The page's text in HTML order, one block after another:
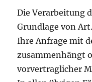
Die Verarbeitung
Grundlage von
Ihre Anfrage mit
zusammenhängt
vorvertraglicher